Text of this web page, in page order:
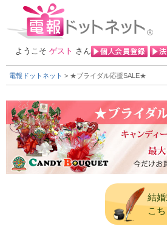
ようこそ ゲスト さん
電報ドットネット > ★ブライダル応援SALE★
結
こ